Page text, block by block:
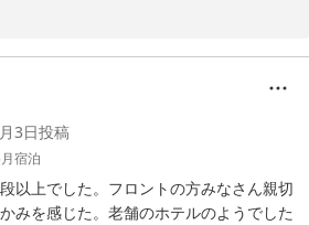
なしをしております。お褒めの言葉、大
ます。ぜひ次回は中華粥の朝食お試し下
3日投稿
宿泊
以上でした。フロントの方みなさん親切
みを感じた。老舗のホテルのようでした